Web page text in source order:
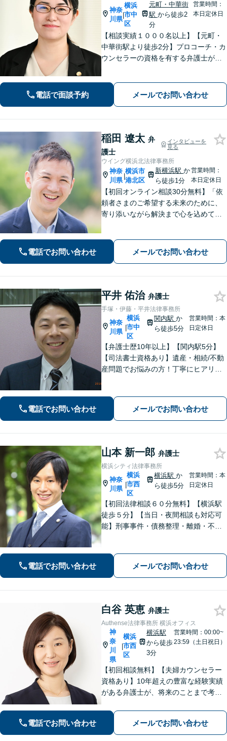
神奈
川県
|
横浜
市中
区
元町・中華街
駅 から徒歩2
分
営業時間：
本日定休日
【相談実績１０００名以上】【元町・
中華街駅より徒歩2分】プロコーチ・カ
ウンセラーの資格を有する弁護士が
離婚・相続・刑事事件などのトラブル
にお悩みの方はお気軽にご相談くださ
電話で面談予約 メールでお問い合わせ
稲田 遼太 弁
護士
インタビューを
見る
ウイング横浜北法律事務所
神奈
川県
|
横浜市
港北区
新横浜駅か
ら徒歩1分
営業時間：
本日定休日
【初回オンライン相談30分無料】「依
頼者さまのご希望する未来のために、
寄り添いながら解決まで心を込めて対
停など離婚問題／相続・遺言も対応
【新横浜1分】
電話でお問い合わせ メールでお問い合わせ
平井 佑治 弁護士
手塚・伊藤・平井法律事務所
神奈
川県
|
横浜
市中
区
関内駅 か
ら徒歩5分
営業時間：本
日定休日
【弁護士歴10年以上】【関内駅5分】
【司法書士資格あり】遺産・相続/不動
産問題でお悩みの方！丁寧にヒアリン
【夜間/休日対応可能】
電話でお問い合わせ メールでお問い合わせ
山本 新一郎 弁護士
横浜シティ法律事務所
神奈
川県
|
横浜
市西
区
横浜駅 か
ら徒歩5分
営業時間：本
日定休日
【初回法律相談６０分無料】【横浜駅
徒歩５分】【当日・夜間相談も対応可
能】刑事事件・債務整理・離婚・不
を目指す「オーダーメイドの弁護士活
動」を信条に掲げて全力を尽くしま
電話でお問い合わせ メールでお問い合わせ
白谷 英恵 弁護士
Authense法律事務所 横浜オフィス
神
奈
川
県
|
横浜
市西
区
横浜駅
から徒歩
3分
営業時間：00:00~
23:59（土日祝日）
【初回相談無料】【夫婦カウンセラー
資格あり】10年超えの豊富な経験実績
がある弁護士が、将来のことまで考え
護士事務所に在籍」「事務所の離婚分
野マネージャー」相続は協議から裁判
まで一貫してサポート【完全個室対
電話でお問い合わせ メールでお問い合わせ